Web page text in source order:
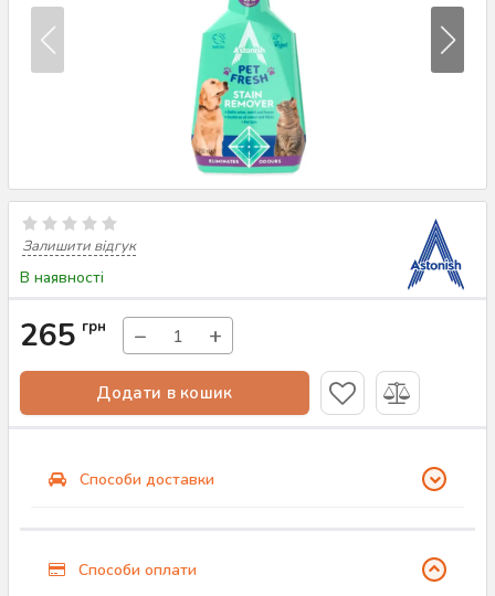
Залишити відгук
В наявності
265 грн − +
Додати в кошик
Способи доставки
Способи оплати